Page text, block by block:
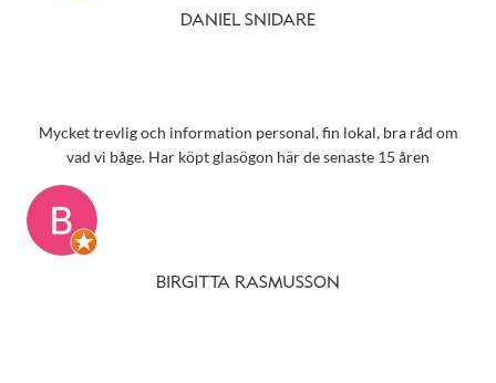
DANIEL SNIDARE
Mycket trevlig och information personal, fin lokal, bra råd om
vad vi båge. Har köpt glasögon här de senaste 15 åren
BIRGITTA RASMUSSON